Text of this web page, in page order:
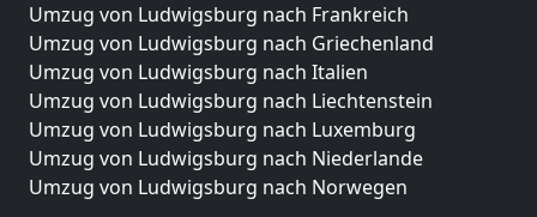
Umzug von Ludwigsburg nach Frankreich
Umzug von Ludwigsburg nach Griechenland
Umzug von Ludwigsburg nach Italien
Umzug von Ludwigsburg nach Liechtenstein
Umzug von Ludwigsburg nach Luxemburg
Umzug von Ludwigsburg nach Niederlande
Umzug von Ludwigsburg nach Norwegen